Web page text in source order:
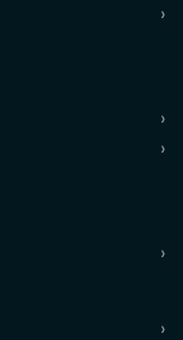
›
›
›
›
›